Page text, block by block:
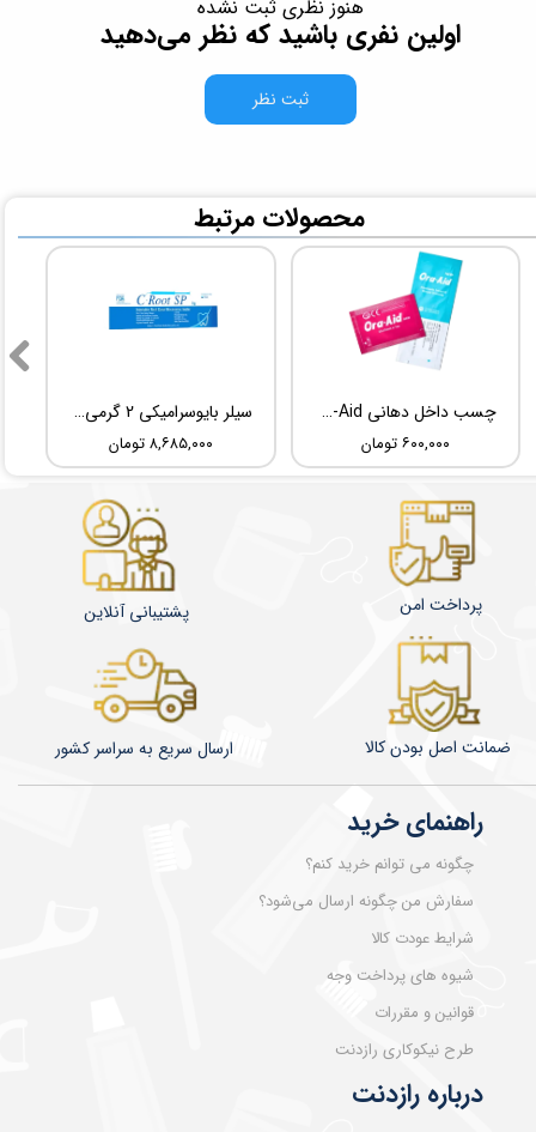
هنوز نظری ثبت نشده
اولین نفری باشید که نظر می‌دهید
ثبت نظر
سیلر بایوسرامیکی 2 گرمی Root Dental Medical C-Root SP
۸,۶۸۵,۰۰۰ تومان
چسب داخل دهانی TBM Ora-Aid
۶۰۰,۰۰۰ تومان
​محصولات مرتبط
درباره رازدنت
راهنمای خرید
چگونه می توانم خرید کنم؟
سفارش من چگونه ارسال می‌شود؟
شرایط عودت کالا
شیوه های پرداخت وجه
قوانین و مقررات
طرح نیکوکاری رازدنت
​​​​ارسال سریع به سراسر کشور ضمانت اصل بودن کالا
پشتیبانی آنلاین پرداخت امن